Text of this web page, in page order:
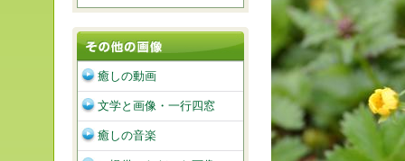
癒しの動画
文学と画像・一行四窓
癒しの音楽